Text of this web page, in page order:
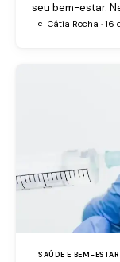
seu bem-estar.
drenantes,
C Cátia Rocha ·
SAÚDE E BEM-ESTAR